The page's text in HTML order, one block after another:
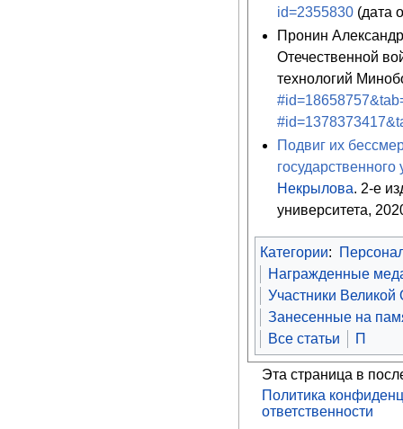
id=2355830 (дата
Пронин
Отечественной
технологий
Подвиг их
Некрылова. 2-е
университета,
Категории:
Награжденные
Участники
Занесенные на
Все статьи
П
Эта страница в
Политика
ответственности